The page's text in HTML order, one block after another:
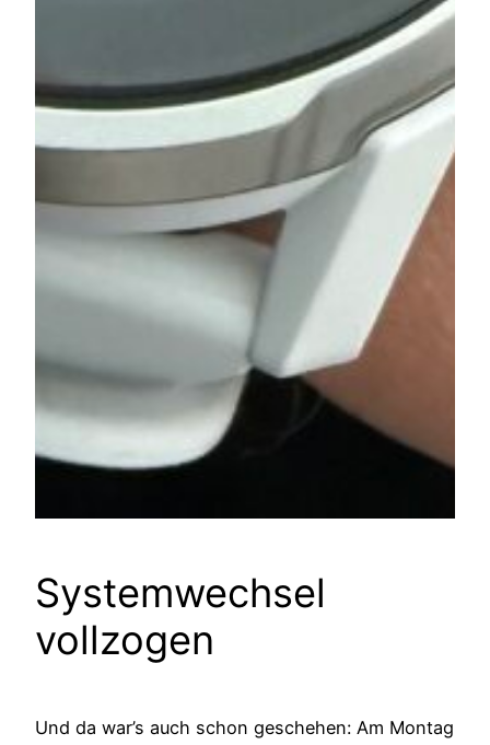
Systemwechsel
vollzogen
Und da war’s auch schon geschehen: Am Montag